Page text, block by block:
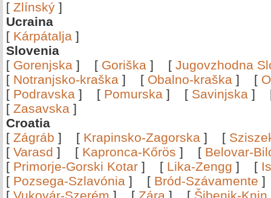
[ Zlínský ]
Ucraina
[ Kárpátalja ]
Slovenia
[ Gorenjska ] [ Goriška ] [ Jugovzhodna
[ Notranjsko-kraška ] [ Obalno-kraška ] [
[ Podravska ] [ Pomurska ] [ Savinjska ]
[ Zasavska ]
Croatia
[ Zágráb ] [ Krapinsko-Zagorska ] [
[ Varasd ] [ Kapronca-Kőrös ] [ Belovar-
[ Primorje-Gorski Kotar ] [ Lika-Zengg ] [
[ Pozsega-Szlavónia ] [ Bród-Szávamente